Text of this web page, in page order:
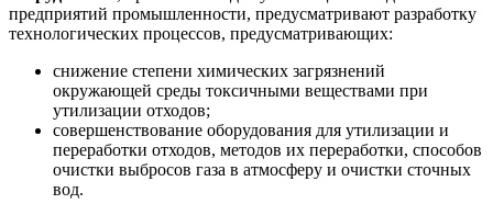
предприятий промышленности, предусматривают разработку
технологических процессов, предусматривающих:
снижение степени химических загрязнений
окружающей среды токсичными веществами при
утилизации отходов;
совершенствование оборудования для утилизации и
переработки отходов, методов их переработки, способов
очистки выбросов газа в атмосферу и очистки сточных
вод.